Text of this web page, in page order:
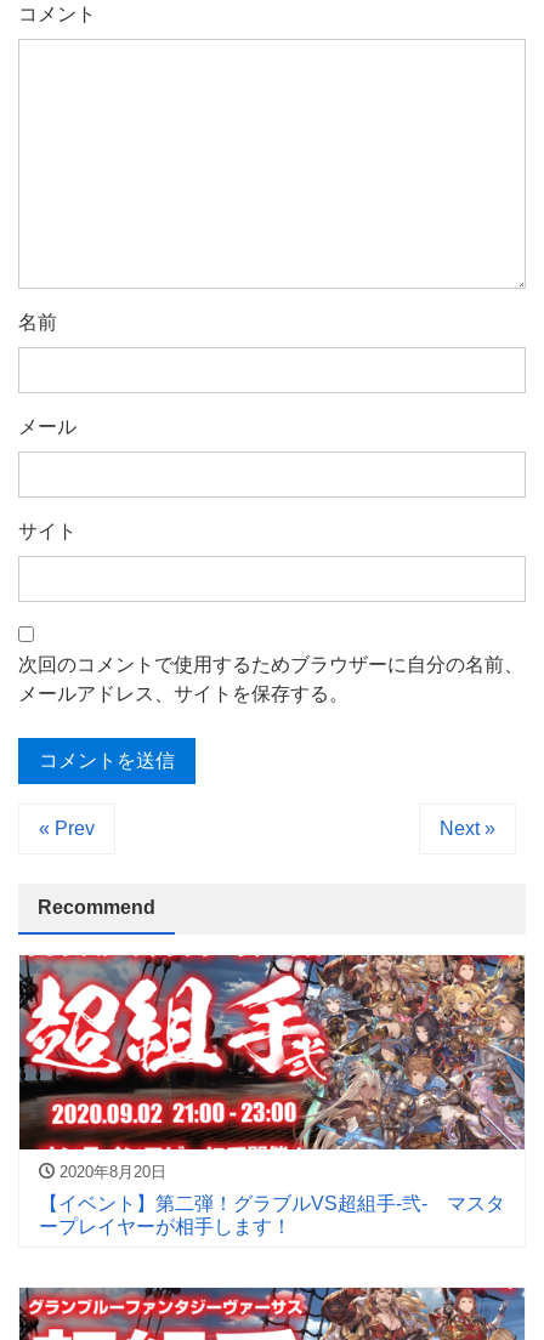
コメント
名前
メール
サイト
次回のコメントで使用するためブラウザーに自分の名前、
メールアドレス、サイトを保存する。
« Prev Next »
Recommend
2020年8月20日
【イベント】第二弾！グラブルVS超組手-弐- マスタ
ープレイヤーが相手します！